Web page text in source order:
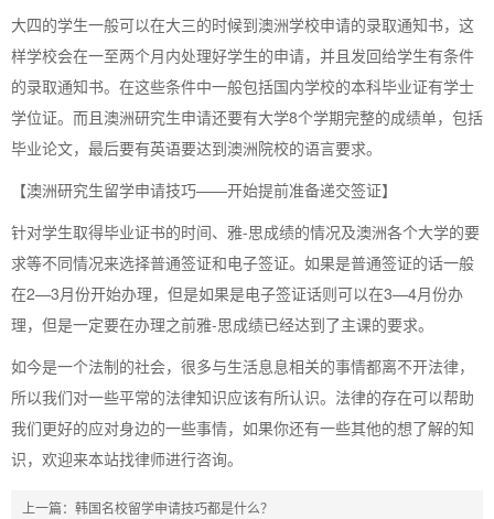
大四的学生一般可以在大三的时候到澳洲学校申请的录取通知书，这
样学校会在一至两个月内处理好学生的申请，并且发回给学生有条件
的录取通知书。在这些条件中一般包括国内学校的本科毕业证有学士
学位证。而且澳洲研究生申请还要有大学8个学期完整的成绩单，包括
毕业论文，最后要有英语要达到澳洲院校的语言要求。
【澳洲研究生留学申请技巧——开始提前准备递交签证】
针对学生取得毕业证书的时间、雅-思成绩的情况及澳洲各个大学的要
求等不同情况来选择普通签证和电子签证。如果是普通签证的话一般
在2—3月份开始办理，但是如果是电子签证话则可以在3—4月份办
理，但是一定要在办理之前雅-思成绩已经达到了主课的要求。
如今是一个法制的社会，很多与生活息息相关的事情都离不开法律，
所以我们对一些平常的法律知识应该有所认识。法律的存在可以帮助
我们更好的应对身边的一些事情，如果你还有一些其他的想了解的知
识，欢迎来本站找律师进行咨询。
上一篇： 韩国名校留学申请技巧都是什么？